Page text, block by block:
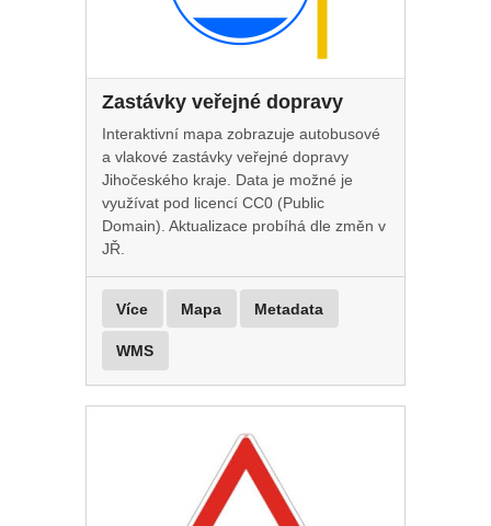
Zastávky veřejné dopravy
Interaktivní mapa zobrazuje autobusové
a vlakové zastávky veřejné dopravy
Jihočeského kraje. Data je možné je
využívat pod licencí CC0 (Public
Domain). Aktualizace probíhá dle změn v
JŘ.
Více Mapa Metadata
WMS